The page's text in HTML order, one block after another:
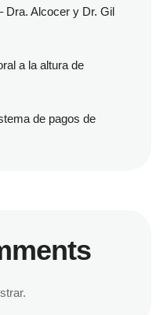
Dra. Alcocer y Dr. Gil
a la altura de
de pagos de